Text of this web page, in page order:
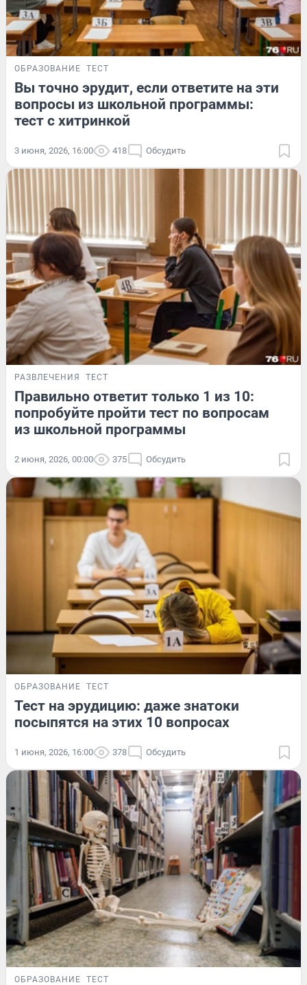
ОБРАЗОВАНИЕ ТЕСТ
Вы точно эрудит, если ответите на эти
вопросы из школьной программы:
тест с хитринкой
3 июня, 2026, 16:00 418 Обсудить
РАЗВЛЕЧЕНИЯ ТЕСТ
Правильно ответит только 1 из 10:
попробуйте пройти тест по вопросам
из школьной программы
2 июня, 2026, 00:00 375 Обсудить
ОБРАЗОВАНИЕ ТЕСТ
Тест на эрудицию: даже знатоки
посыпятся на этих 10 вопросах
1 июня, 2026, 16:00 378 Обсудить
ОБРАЗОВАНИЕ ТЕСТ